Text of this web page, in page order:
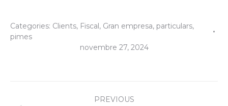
Categories: Clients, Fiscal, Gran empresa, particulars,
pimes
novembre 27, 2024
PREVIOUS